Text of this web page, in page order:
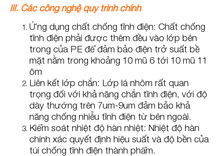
III. Các công nghệ quy trình chính
Ứng dụng chất chống tĩnh điện: Chất chống
tĩnh điện phải được thêm đều vào lớp bên
trong của PE để đảm bảo điện trở suất bề
mặt nằm trong khoảng 10 mũ 6 tới 10 mũ 11
ôm
Liên kết lớp chắn: Lớp lá nhôm rất quan
trọng đối với khả năng chắn tĩnh điện, với độ
dày thường trên 7um-9um đảm bảo khả
năng chống nhiễu tĩnh điện từ bên ngoài.
Kiểm soát nhiệt độ hàn nhiệt: Nhiệt độ hàn
chính xác quyết định hiệu suất và độ bền của
túi chống tĩnh điện thành phẩm.